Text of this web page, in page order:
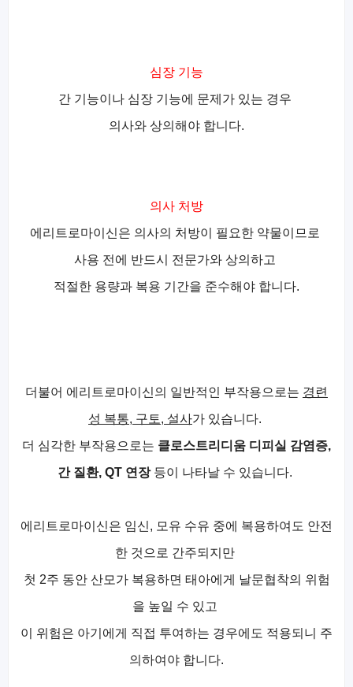
심장 기능
간 기능이나 심장 기능에 문제가 있는 경우
의사와 상의해야 합니다.
의사 처방
에리트로마이신은 의사의 처방이 필요한 약물이므로
사용 전에 반드시 전문가와 상의하고
적절한 용량과 복용 기간을 준수해야 합니다.
더불어 에리트로마이신의 일반적인 부작용으로는 경련
성 복통, 구토, 설사가 있습니다.
더 심각한 부작용으로는 클로스트리디움 디피실 감염증,
간 질환, QT 연장등이 나타날 수 있습니다.
에리트로마이신은 임신, 모유 수유 중에 복용하여도 안전
한 것으로 간주되지만
첫 2주 동안 산모가 복용하면 태아에게 날문협착의 위험
을 높일 수 있고
이 위험은 아기에게 직접 투여하는 경우에도 적용되니 주
의하여야 합니다.